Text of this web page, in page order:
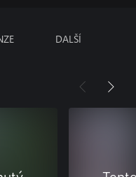
DALŠÍ